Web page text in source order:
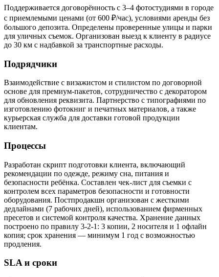
Поддерживается договорённость с 3–4 фотостудиями в городе
с приемлемыми ценами (от 600 ₽/час), условиями аренды без
большого депозита. Определены проверенные улицы и парки
для уличных съемок. Организован выезд к клиенту в радиусе
до 30 км с надбавкой за транспортные расходы.
Подрядчики
Взаимодействие с визажистом и стилистом по договорной
основе для премиум-пакетов, сотрудничество с декоратором
для обновления реквизита. Партнерство с типографиями по
изготовлению фотокниг и печатных материалов, а также
курьерская служба для доставки готовой продукции
клиентам.
Процессы
Разработан скрипт подготовки клиента, включающий
рекомендации по одежде, режиму сна, питания и
безопасности ребёнка. Составлен чек-лист для съемки с
контролем всех параметров безопасности и готовности
оборудования. Постпродакшн организован с жесткими
дедлайнами (7 рабочих дней), использованием фирменных
пресетов и системой контроля качества. Хранение данных
построено по правилу 3-2-1: 3 копии, 2 носителя и 1 офлайн
копия; срок хранения — минимум 1 год с возможностью
продления.
SLA и сроки